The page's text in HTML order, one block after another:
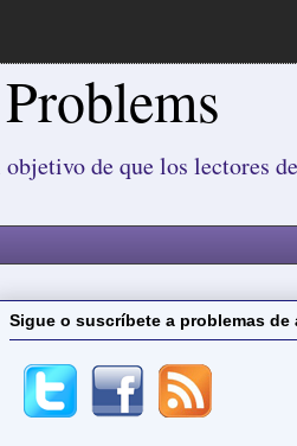
de que los lectores
Sigue o suscríbete a problemas de